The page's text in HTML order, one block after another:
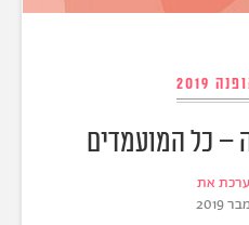
2019
כל המועמדים
את